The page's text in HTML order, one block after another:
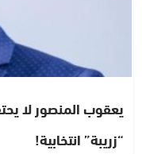
يعقوب المنصور لا
“زريبة” انتخابية!